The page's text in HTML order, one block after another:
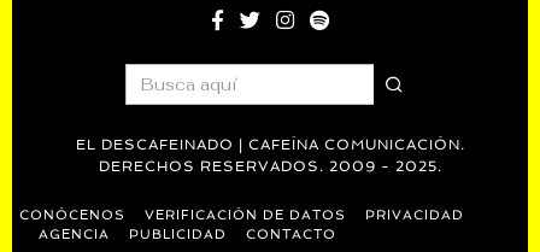
EL DESCAFEINADO | CAFEÍNA COMUNICACIÓN.
DERECHOS RESERVADOS. 2009 - 2025.
CONÓCENOS VERIFICACIÓN DE DATOS
PRIVACIDAD
AGENCIA
PUBLICIDAD CONTACTO